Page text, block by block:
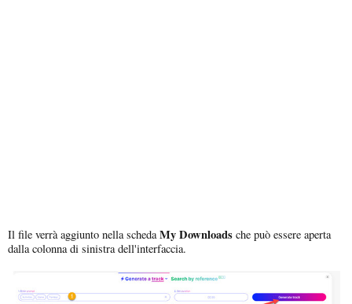
Il file verrà aggiunto nella scheda My Downloads che può essere aperta
dalla colonna di sinistra dell'interfaccia.